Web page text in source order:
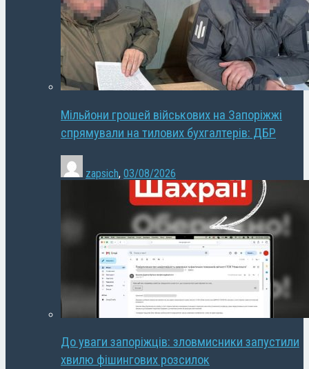
Мільйони грошей військових на Запоріжжі
спрямували на тилових бухгалтерів: ДБР
zapsich, 03/08/2026
До уваги запоріжців: зловмисники запустили
хвилю фішингових розсилок